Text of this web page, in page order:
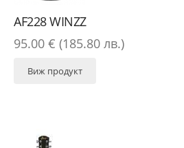
AF228 WINZZ
95.00 € (185.80 лв.)
Виж продукт